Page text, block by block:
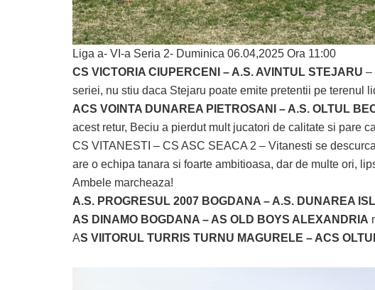
Liga a- VI-a Seria 2- Duminica 06.04,2025 Ora 11:00
CS VICTORIA CIUPERCENI – A.S. AVINTUL STEJARU –
seriei, nu stiu daca Stejaru poate emite pretentii pe terenul
ACS VOINTA DUNAREA PIETROSANI – A.S. OLTUL
acest retur, Beciu a pierdut mult jucatori de calitate si pare
CS VITANESTI – CS ASC SEACA 2 – Vitanesti se
are o echipa tanara si foarte ambitioasa, dar de multe ori,
Ambele marcheaza!
A.S. PROGRESUL 2007 BOGDANA – A.S. DUNAREA
AS DINAMO BOGDANA – AS OLD BOYS ALEXANDRIA
AS VIITORUL TURRIS TURNU MAGURELE – ACS